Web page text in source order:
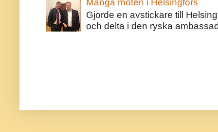
Gjorde en avstickare till
och delta i den ryska